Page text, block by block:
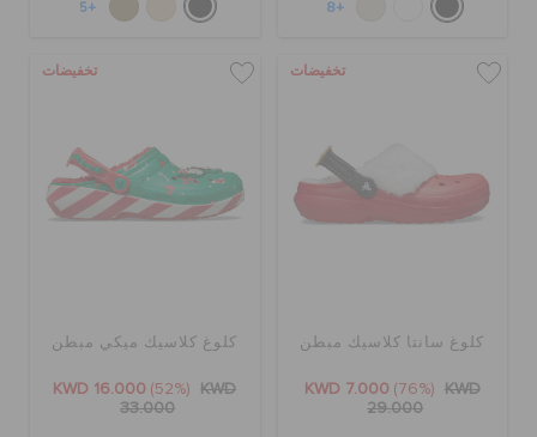
+8
+5
تخفيضات
كلوغ سانتا كلاسيك مبطن
KWD 7.000 (76%)
KWD
29.000
تخفيضات
كلوغ كلاسيك ميكي مبطن
KWD 16.000 (52%)
KWD
33.000